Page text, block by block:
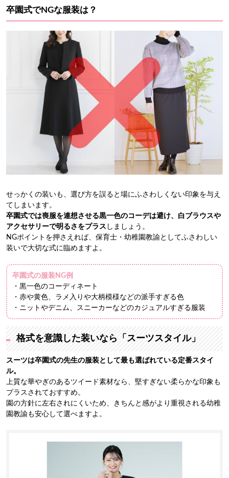
卒園式でNGな服装は？
せっかくの装いも、選び方を誤ると場にふさわしくない印象を与え
てしまいます。
卒園式では喪服を連想させる黒一色のコーデは避け、白ブラウスや
アクセサリーで明るさをプラス しましょう。
NGポイントを押さえれば、保育士・幼稚園教諭としてふさわしい
装いで大切な式に臨めますよ。
卒園式の服装NG例
・黒一色のコーディネート
・赤や黄色、ラメ入りや大柄模様などの派手すぎる色
・ニットやデニム、スニーカーなどのカジュアルすぎる服装
格式を意識した装いなら「スーツスタイル」
スーツは卒園式の先生の服装として最も選ばれている定番スタイ
ル。
上質な華やぎのあるツイード素材なら、堅すぎない柔らかな印象も
プラスされておすすめ。
園の方針に左右されにくいため、きちんと感がより重視される幼稚
園教諭も安心して選べますよ。